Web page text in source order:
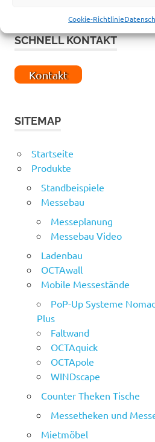
Cookie-Richtlinie
SCHNELL KONTAKT
Kontakt
SITEMAP
Startseite
Produkte
Standbeispiele
Messebau
Messeplanung
Messebau Video
Ladenbau
OCTAwall
Mobile Messestände
PoP-Up Systeme
Plus
Faltwand
OCTAquick
OCTApole
WINDscape
Counter Theken Tische
Messetheken und
Mietmöbel